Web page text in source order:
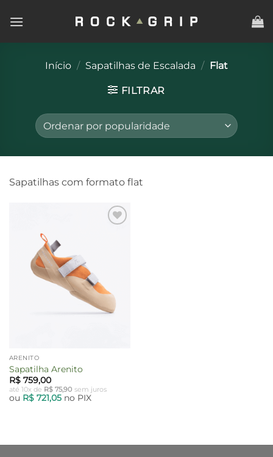
Início / Sapatilhas de Escalada / Flat
FILTRAR
Sapatilhas com formato flat
ARENITO
Sapatilha Arenito
R$759,00
até 10x de R$75,90 sem juros
ou R$721,05 no PIX